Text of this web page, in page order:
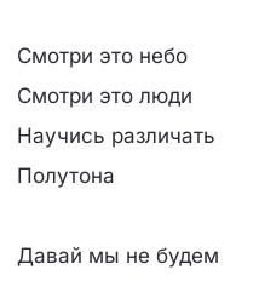
Смотри это небо
Смотри это люди
Научись различать
Полутона
Давай мы не будем